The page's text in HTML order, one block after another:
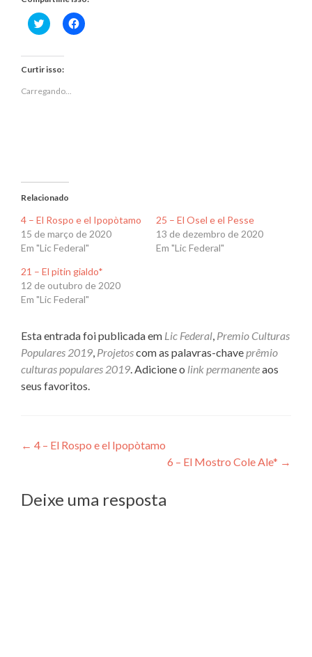
Clique
para
Twitter(abre
em
nova
janela)
Clique
para
Curtir isso:
Carregando...
Relacionado
4 – El Rospo e el Ipopòtamo
15 de março de 2020
Em "Lic Federal"
25 – El Osel e el Pesse
13 de dezembro de 2020
Em "Lic Federal"
21 – El pitin gialdo*
12 de outubro de 2020
Em "Lic Federal"
Esta entrada foi publicada em Lic Federal, Premio Culturas
Populares 2019, Projetoscom as palavras-chaveprêmio
culturas populares 2019. Adicione o link permanenteaos
seus favoritos.
Navegação
Post
← 4 – El Rospo e el Ipopòtamo
6 – El Mostro Cole Ale* →
Deixe uma resposta